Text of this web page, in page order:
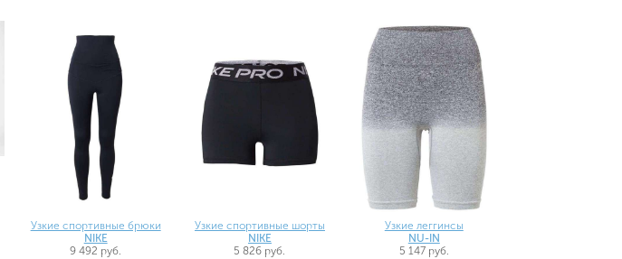
Узкие спортивные брюки
NIKE
9 492 руб.
Узкие спортивные шорты
NIKE
5 826 руб.
Узкие леггинсы
NU-IN
5 147 руб.